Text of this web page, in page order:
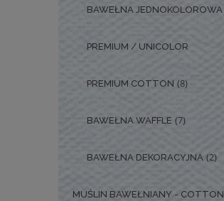
BAWEŁNA JEDNOKOLOROWA
PREMIUM / UNICOLOR
PREMIUM COTTON (8)
BAWEŁNA WAFFLE (7)
BAWEŁNA DEKORACYJNA (2)
MUŚLIN BAWEŁNIANY - COTTON